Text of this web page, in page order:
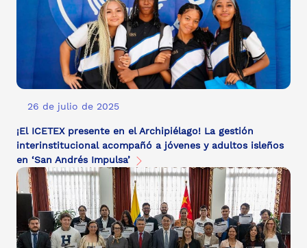
26 de julio de 2025
¡El ICETEX presente en el Archipiélago! La gestión
interinstitucional acompañó a jóvenes y adultos isleños
en ‘San Andrés Impulsa’